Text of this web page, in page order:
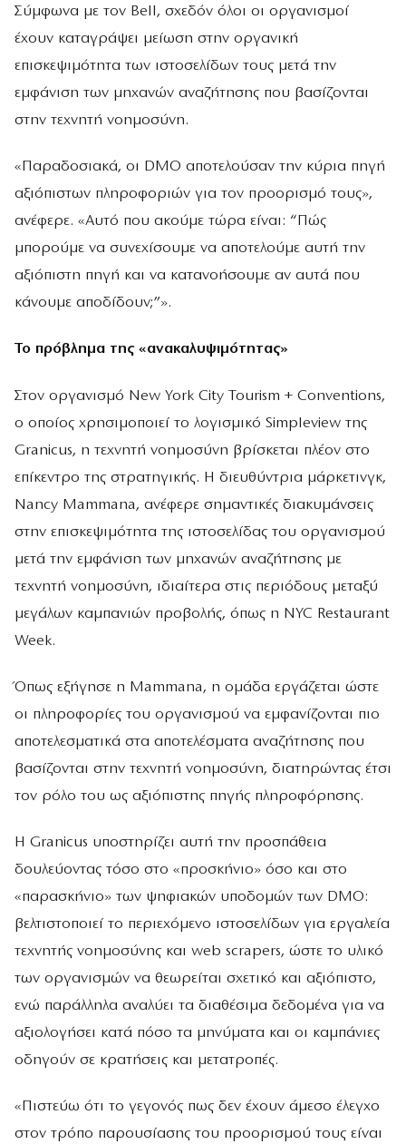
Σύμφωνα με τον Bell, σχεδόν όλοι οι οργανισμοί
έχουν καταγράψει μείωση στην οργανική
επισκεψιμότητα των ιστοσελίδων τους μετά την
εμφάνιση των μηχανών αναζήτησης που βασίζονται
στην τεχνητή νοημοσύνη.
«Παραδοσιακά, οι DMO αποτελούσαν την κύρια πηγή
αξιόπιστων πληροφοριών για τον προορισμό τους»,
ανέφερε. «Αυτό που ακούμε τώρα είναι: “Πώς
μπορούμε να συνεχίσουμε να αποτελούμε αυτή την
αξιόπιστη πηγή και να κατανοήσουμε αν αυτά που
κάνουμε αποδίδουν;”».
Το πρόβλημα της «ανακαλυψιμότητας»
Στον οργανισμό New York City Tourism + Conventions,
ο οποίος χρησιμοποιεί το λογισμικό Simpleview της
Granicus, η τεχνητή νοημοσύνη βρίσκεται πλέον στο
επίκεντρο της στρατηγικής. Η διευθύντρια μάρκετινγκ,
Nancy Mammana, ανέφερε σημαντικές διακυμάνσεις
στην επισκεψιμότητα της ιστοσελίδας του οργανισμού
μετά την εμφάνιση των μηχανών αναζήτησης με
τεχνητή νοημοσύνη, ιδιαίτερα στις περιόδους μεταξύ
μεγάλων καμπανιών προβολής, όπως η NYC Restaurant
Week.
Όπως εξήγησε η Mammana, η ομάδα εργάζεται ώστε
οι πληροφορίες του οργανισμού να εμφανίζονται πιο
αποτελεσματικά στα αποτελέσματα αναζήτησης που
βασίζονται στην τεχνητή νοημοσύνη, διατηρώντας έτσι
τον ρόλο του ως αξιόπιστης πηγής πληροφόρησης.
Η Granicus υποστηρίζει αυτή την προσπάθεια
δουλεύοντας τόσο στο «προσκήνιο» όσο και στο
«παρασκήνιο» των ψηφιακών υποδομών των DMO:
βελτιστοποιεί το περιεχόμενο ιστοσελίδων για εργαλεία
τεχνητής νοημοσύνης και web scrapers, ώστε το υλικό
των οργανισμών να θεωρείται σχετικό και αξιόπιστο,
ενώ παράλληλα αναλύει τα διαθέσιμα δεδομένα για να
αξιολογήσει κατά πόσο τα μηνύματα και οι καμπάνιες
οδηγούν σε κρατήσεις και μετατροπές.
«Πιστεύω ότι το γεγονός πως δεν έχουν άμεσο έλεγχο
στον τρόπο παρουσίασης του προορισμού τους είναι